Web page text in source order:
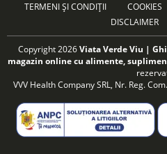
TERMENI ȘI CONDIȚII COOKIES
DISCLAIMER
Copyright 2026Viata Verde Viu |
magazin online cu alimente,
VVV Health Company SRL, Nr. Reg.